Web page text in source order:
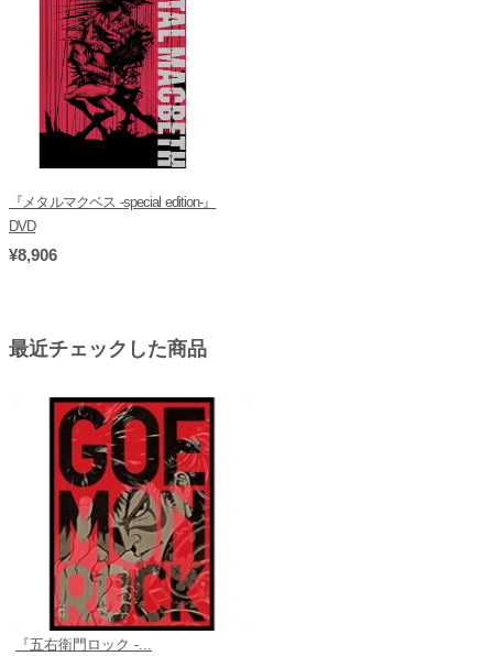
『メタルマクベス -special edition-』
DVD
¥8,906
最近チェックした商品
『五右衛門ロック -...